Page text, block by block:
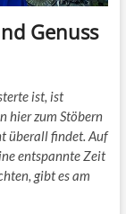
Genuss
ist, ist
hier zum Stöbern
überall findet. Auf
entspannte Zeit
gibt es am